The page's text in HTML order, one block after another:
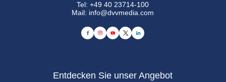
Tel:+49 40 23714-100
Mail: info@dvvmedia.com
Entdecken Sie unser Angebot